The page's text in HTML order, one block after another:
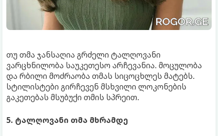
თუ თმა ჯანსაღია გრძელი ტალღოვანი
ვარცხნილობა საუკეთესო არჩევანია. მოცულობა
და რბილი მოძრაობა თმას სიცოცხლეს მატებს.
სტილისტები გირჩევენ მსხვილი ლოკონების
გაკეთებას მსუბუქი თმის სპრეით.
5. ტალღოვანი თმა მხრამდე